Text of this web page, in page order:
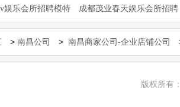
娱乐会所招聘模特 成都茂业春天娱乐会所招聘
> 南昌公司 > 南昌商家公司-企业店铺公司
版权所有